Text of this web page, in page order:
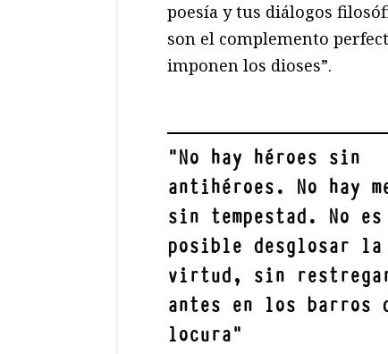
poesía y tus diálogos
son el complemento
imponen los dioses”.
"No hay héroes sin
antihéroes. No hay
sin tempestad. No es
posible desglosar la
virtud, sin
antes en los barros
locura"